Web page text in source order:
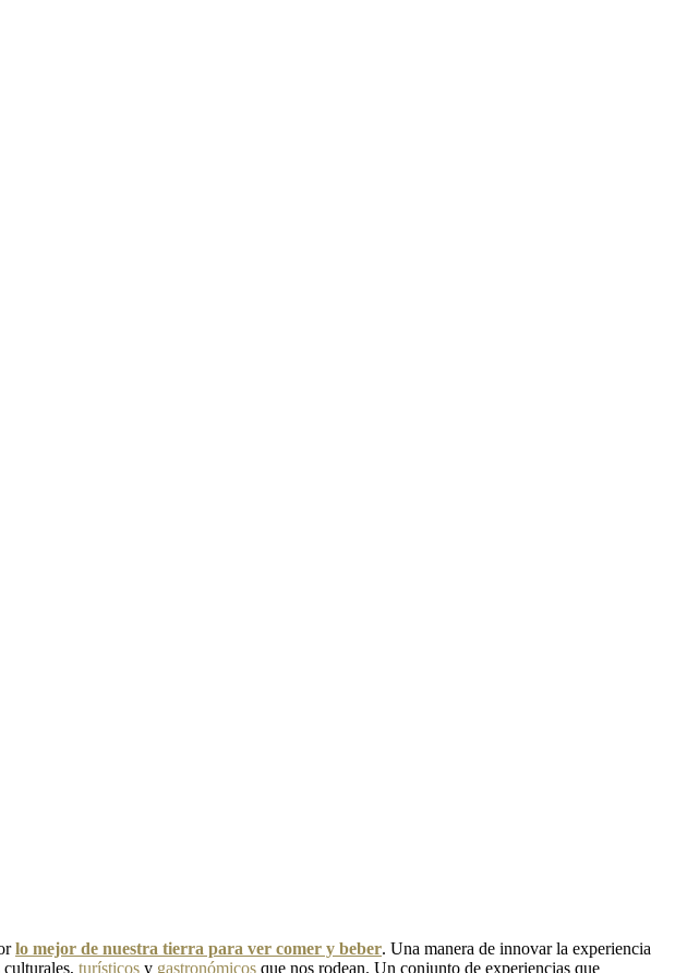
lo mejor de nuestra tierra para ver comer y beber. Una manera de innovar la experiencia
turísticos y gastronómicos que nos rodean. Un conjunto de experiencias que